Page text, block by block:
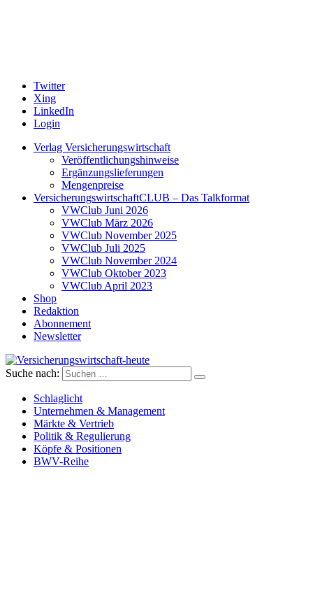
Twitter
Xing
LinkedIn
Login
Verlag Versicherungswirtschaft
Veröffentlichungshinweise
Ergänzungslieferungen
Mengenpreise
VersicherungswirtschaftCLUB – Das Talkformat
VWClub Juni 2026
VWClub März 2026
VWClub November 2025
VWClub Juli 2025
VWClub November 2024
VWClub Oktober 2023
VWClub April 2023
Shop
Redaktion
Abonnement
Newsletter
Versicherungswirtschaft-heute
Suche nach:
Schlaglicht
Unternehmen & Management
Märkte & Vertrieb
Politik & Regulierung
Köpfe & Positionen
BWV-Reihe